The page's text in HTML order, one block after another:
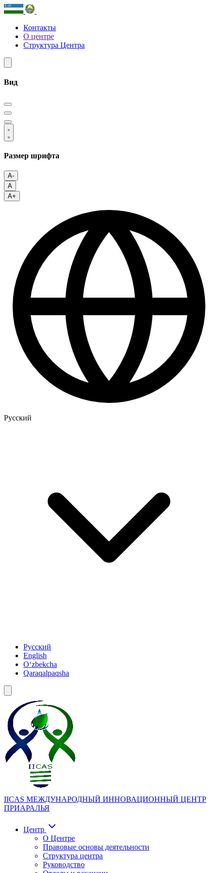
Контакты
О центре
Структура Центра
Вид
Размер шрифта
A-
A
A+
Русский
Русский
English
Oʻzbekcha
Qaraqalpaqsha
IICAS МЕЖДУНАРОДНЫЙ ИННОВАЦИОННЫЙ ЦЕНТР
ПРИАРАЛЬЯ
Центр
О Центре
Правовые основы деятельности
Структура центра
Руководство